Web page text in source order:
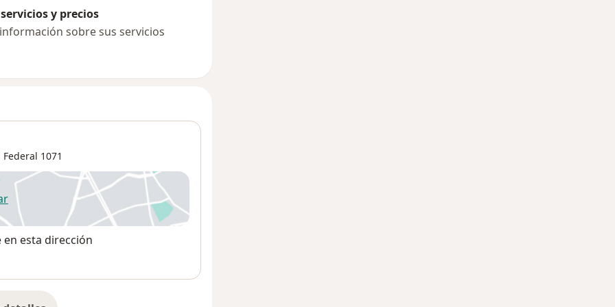
el profesionalismo suficiente para
como conocimientos lo han
lo asiste si es necesario.
un excelente profesional y ser
de cada uno. Ofrece asesoría
resolver dudas e inquietudes. En
en la Capital Federal y tiene
y precios
sobre sus servicios
Federal 1071
en una nueva pestaña
en esta dirección